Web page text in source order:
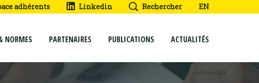
adhérents Linkedin Rechercher EN
NORMES PARTENAIRES PUBLICATIONS ACTUALITÉS